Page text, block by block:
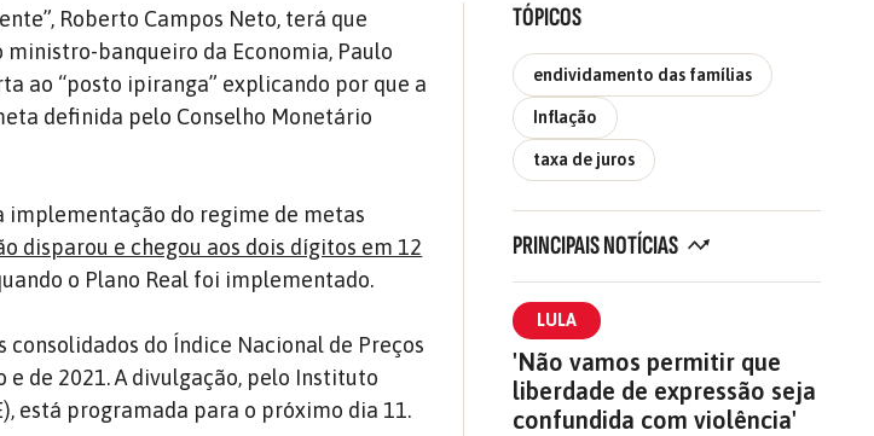
Roberto Campos Neto, terá que
banqueiro da Economia, Paulo
ao “posto ipiranga” explicando por que a
definida pelo Conselho Monetário
implementação do regime de metas
disparou e chegou aos dois dígitos em 12
o Plano Real foi implementado.
do Índice Nacional de Preços
e de 2021. A divulgação, pelo Instituto
está programada para o próximo dia 11.
TÓPICOS
endividamento das famílias
Inflação
taxa de juros
PRINCIPAIS NOTÍCIAS
LULA
'Não vamos permitir que
liberdade de expressão seja
confundida com violência'